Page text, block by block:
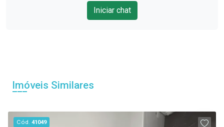
Iniciar chat
Imóveis Similares
Cód.41049